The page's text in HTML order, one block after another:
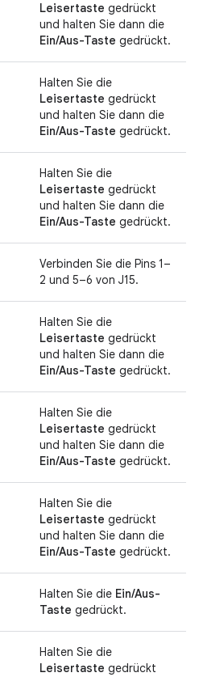
Leisertaste gedrückt
und halten Sie dann die
Ein/Aus-Taste gedrückt.
Halten Sie die
Leisertaste gedrückt
und halten Sie dann die
Ein/Aus-Taste gedrückt.
Halten Sie die
Leisertaste gedrückt
und halten Sie dann die
Ein/Aus-Taste gedrückt.
Verbinden Sie die Pins 1–
2 und 5–6 von J15.
Halten Sie die
Leisertaste gedrückt
und halten Sie dann die
Ein/Aus-Taste gedrückt.
Halten Sie die
Leisertaste gedrückt
und halten Sie dann die
Ein/Aus-Taste gedrückt.
Halten Sie die
Leisertaste gedrückt
und halten Sie dann die
Ein/Aus-Taste gedrückt.
Halten Sie die Ein/Aus-
Taste gedrückt.
Halten Sie die
Leisertaste gedrückt